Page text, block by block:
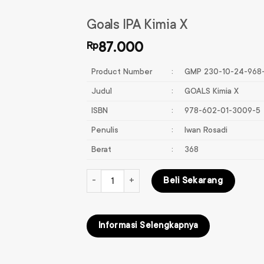
Goals IPA Kimia X
Rp87.000
Product Number : GMP 230-10-24-
Judul : GOALS Kimia X
ISBN : 978-602-01-3009-5
Penulis : Iwan Rosadi
Berat : 368
Kuantitas Goals IPA Kimia X
Beli Sekarang
Informasi Selengkapnya